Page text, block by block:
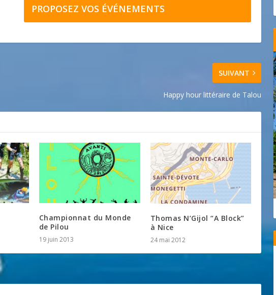
PROPOSEZ VOS ÉVÉNEMENTS
SUIVANT
Happy hour littéraire de Talou
Championnat du Monde
de Pilou
19 juin 2013
Thomas N’Gijol “A Block”
à Nice
24 mai 2012